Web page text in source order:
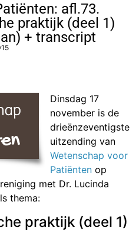
afl.73.
praktijk (deel 1)
+ transcript
Dinsdag 17
november is de
drieënzeventigste
uitzending van
Wetenschap voor
Patiënten op
met Dr. Lucinda
thema:
praktijk (deel 1)